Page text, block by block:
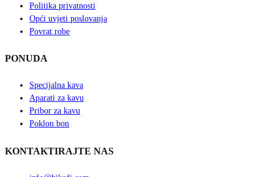
Politika privatnosti
Opći uvjeti poslovanja
Povrat robe
PONUDA
Specijalna kava
Aparati za kavu
Pribor za kavu
Poklon bon
KONTAKTIRAJTE NAS